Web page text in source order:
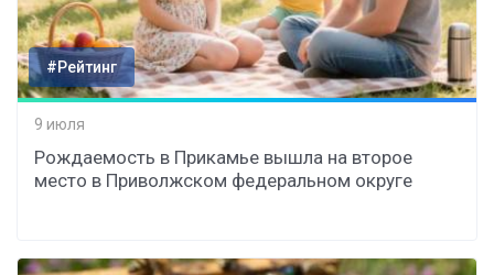
#Рейтинг
9 июля
Рождаемость в Прикамье вышла на второе
место в Приволжском федеральном округе